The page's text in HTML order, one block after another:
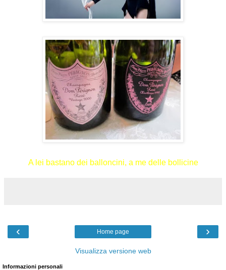
A lei bastano dei balloncini, a me delle bollicine
‹ ›
Home page
Visualizza versione web
Informazioni personali